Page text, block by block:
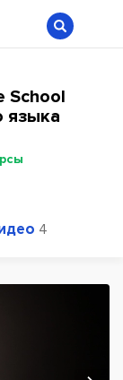
School
языка
4